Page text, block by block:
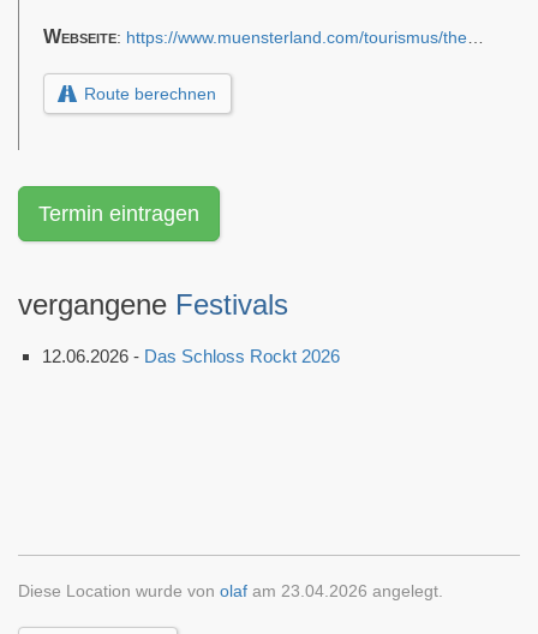
Webseite: https://www.muensterland.com/tourismus/themen/erlebnis-region-muensterland/burgen-und-schloesser-im-muensterland/schloss-muenster/
Route berechnen
Termin eintragen
vergangene Festivals
12.06.2026 - Das Schloss Rockt 2026
Diese Location wurde von olaf am 23.04.2026 angelegt.